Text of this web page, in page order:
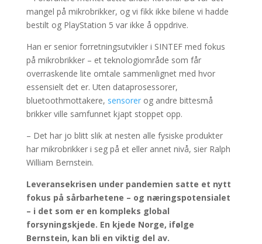
mangel på mikrobrikker, og vi fikk ikke bilene vi hadde
bestilt og PlayStation 5 var ikke å oppdrive.
Han er senior forretningsutvikler i SINTEF med fokus
på mikrobrikker – et teknologiområde som får
overraskende lite omtale sammenlignet med hvor
essensielt det er. Uten dataprosessorer,
bluetoothmottakere, sensorerog andre bittesmå
brikker ville samfunnet kjapt stoppet opp.
– Det har jo blitt slik at nesten alle fysiske produkter
har mikrobrikker i seg på et eller annet nivå, sier Ralph
William Bernstein.
Leveransekrisen under pandemien satte et nytt
fokus på sårbarhetene – og næringspotensialet
– i det som er en kompleks global
forsyningskjede. En kjede Norge, ifølge
Bernstein, kan bli en viktig del av.